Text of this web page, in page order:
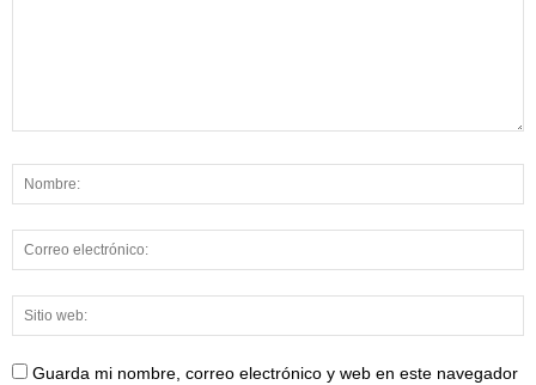
Guarda mi nombre, correo electrónico y web en este navegador